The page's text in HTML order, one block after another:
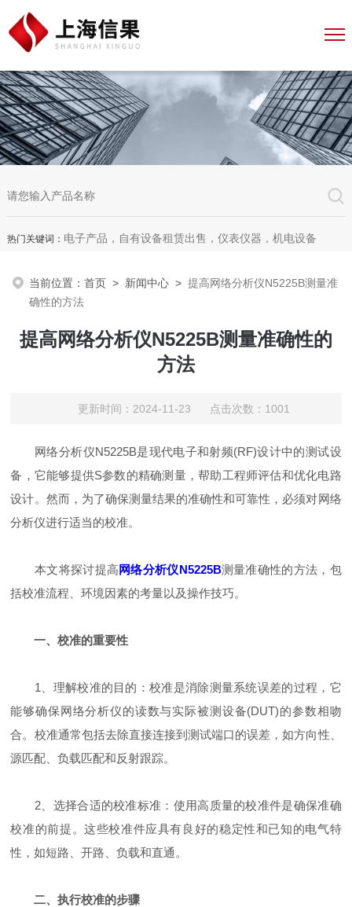
热门关键词： 电子产品，自有设备租赁出售，仪表仪器，机电设备
当前位置：首页 > 新闻中心 >提高网络分析仪N5225B测量准
确性的方法
提高网络分析仪N5225B测量准确性的
方法
更新时间：2024-11-23 点击次数：1001
网络分析仪N5225B是现代电子和射频(RF)设计中的测试设
备，它能够提供S参数的精确测量，帮助工程师评估和优化电路
设计。然而，为了确保测量结果的准确性和可靠性，必须对网络
分析仪进行适当的校准。
本文将探讨提高 网络分析仪N5225B测量准确性的方法，包
括校准流程、环境因素的考量以及操作技巧。
一、校准的重要性
1、理解校准的目的：校准是消除测量系统误差的过程，它
能够确保网络分析仪的读数与实际被测设备(DUT)的参数相吻
合。校准通常包括去除直接连接到测试端口的误差，如方向性、
源匹配、负载匹配和反射跟踪。
2、选择合适的校准标准：使用高质量的校准件是确保准确
校准的前提。这些校准件应具有良好的稳定性和已知的电气特
性，如短路、开路、负载和直通。
二、执行校准的步骤